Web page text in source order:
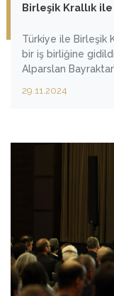
Birleşik Krallık
Türkiye ile Birleşik
bir iş birliğine
Alparslan
bir araya geldi.
hayata geçirmişti.
29.11.2024